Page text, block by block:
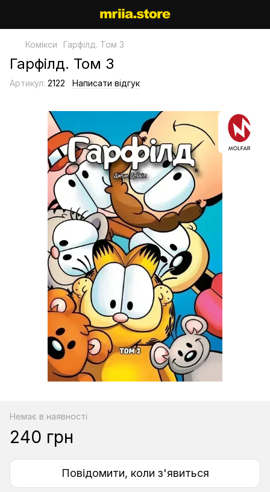
Комікси Гарфілд. Том 3
Гарфілд. Том 3
Артикул: 2122 Написати відгук
Немає в наявності
240 грн
Повідомити, коли з'явиться